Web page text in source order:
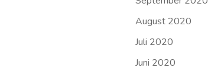
August 2020
Juli 2020
Juni 2020